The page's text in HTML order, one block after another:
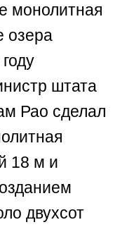
монолитная
озера
штата
Рао сделал
18 м и
двухсот